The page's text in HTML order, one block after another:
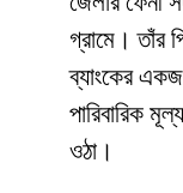
গ্রামে। তাঁর
ব্যাংকের
পারিবারিক
ওঠা।